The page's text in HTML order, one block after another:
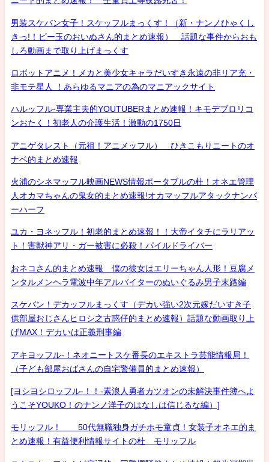
男装スケバン女子！スケッフルまっくす！（新・ナンノひゃくし
きっ!！ビー玉のおいぬさん的まとめ速報） 話題な事件からおも
しろ動画まで取り上げまっくす
ロボットアニメ！メカと美少女キャラだいすき永遠の非リア充・
非モテ星人 ！あらゆるマニアの為のマニアックサイト
ハルッフル-専業主夫的YOUTUBERまとめ速報！キモデブロリコ
ンおたく！初老人の介護生活！激動の1750日
アニゲタレスト（元祖！アニメッフル） ひきこもりニートのオ
ナベ的まとめ速報
火浦のシネマッフル映画NEWS情報ポータブルの杜！オネエ管理
人オカマちゃんの鬼女的まとめ速報!オカマッフルアタックナンバ
ーハーフ
ユカ・ヨネッフル！初老的まとめ速報！！大帝イタチにラリアッ
ト！害獣神アリ・ガー被害に必殺！パイルドライバー
おネコさん的まとめ速報 僕の彼女はエリーちゃん人形！豆腐メ
ンタルメンヘラ電波中年アルバイターのぬいぐるみ男子末路編
スケバン！デカッフルまっくす（デカい強い2次元嫁だいすき子
供部屋おじさんヒロシ之古惑仔的まとめ速報）話題な動画取り上
げMAX！デカいは正義刑事編
アキヨッフル-！ネオニートスケ番長のエキストラ芸能情報局！
（子ども部屋おばさんの自宅警備員的まとめ速報）
[ヨシヨシロッフル-！！-素浪人勇者カツオンの未解決事件簿へよ
うこそYOUKO！のナンノ洋子のはなしは信じるな編）]
モリッフル！ 50代無職独身ガチホモ童貞！女装子オネエ的ま
とめ速報！有益便利情報サイトの杜 モリッフル